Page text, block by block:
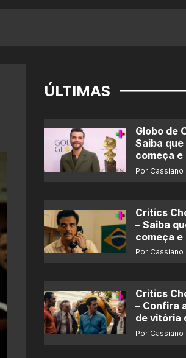
ÚLTIMAS
Globo de
Saiba
começa e
ao prêmio
Por
Critics
– Saiba
começa e
ao prêmio
Por
Critics
– Confira
de vitória
Moura e
Por